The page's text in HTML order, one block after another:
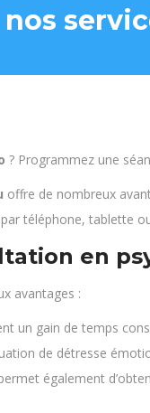
? Programmez une
offre de nombreux
téléphone, tablette
en
avantages :
un gain de temps
de détresse
également